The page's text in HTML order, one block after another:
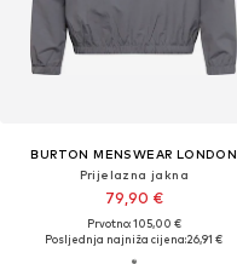
BURTON MENSWEAR LONDON
Prijelazna jakna
79,90 €
Prvotno: 105,00 €
Posljednja najniža cijena:26,91 €